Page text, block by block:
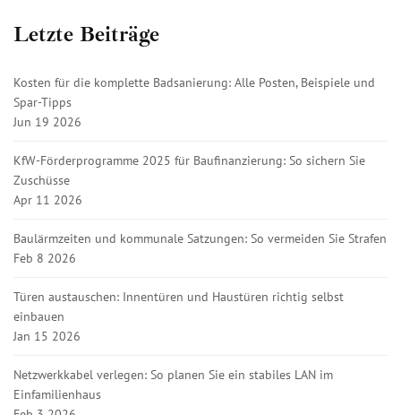
Letzte Beiträge
Kosten für die komplette Badsanierung: Alle Posten, Beispiele und
Spar-Tipps
Jun 19 2026
KfW-Förderprogramme 2025 für Baufinanzierung: So sichern Sie
Zuschüsse
Apr 11 2026
Baulärmzeiten und kommunale Satzungen: So vermeiden Sie Strafen
Feb 8 2026
Türen austauschen: Innentüren und Haustüren richtig selbst
einbauen
Jan 15 2026
Netzwerkkabel verlegen: So planen Sie ein stabiles LAN im
Einfamilienhaus